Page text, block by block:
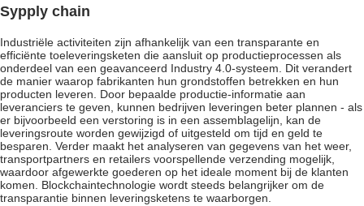
Sypply chain
Industriële activiteiten zijn afhankelijk van een transparante en
efficiënte toeleveringsketen die aansluit op productieprocessen als
onderdeel van een geavanceerd Industry 4.0-systeem. Dit verandert
de manier waarop fabrikanten hun grondstoffen betrekken en hun
producten leveren. Door bepaalde productie-informatie aan
leveranciers te geven, kunnen bedrijven leveringen beter plannen - als
er bijvoorbeeld een verstoring is in een assemblagelijn, kan de
leveringsroute worden gewijzigd of uitgesteld om tijd en geld te
besparen. Verder maakt het analyseren van gegevens van het weer,
transportpartners en retailers voorspellende verzending mogelijk,
waardoor afgewerkte goederen op het ideale moment bij de klanten
komen. Blockchaintechnologie wordt steeds belangrijker om de
transparantie binnen leveringsketens te waarborgen.